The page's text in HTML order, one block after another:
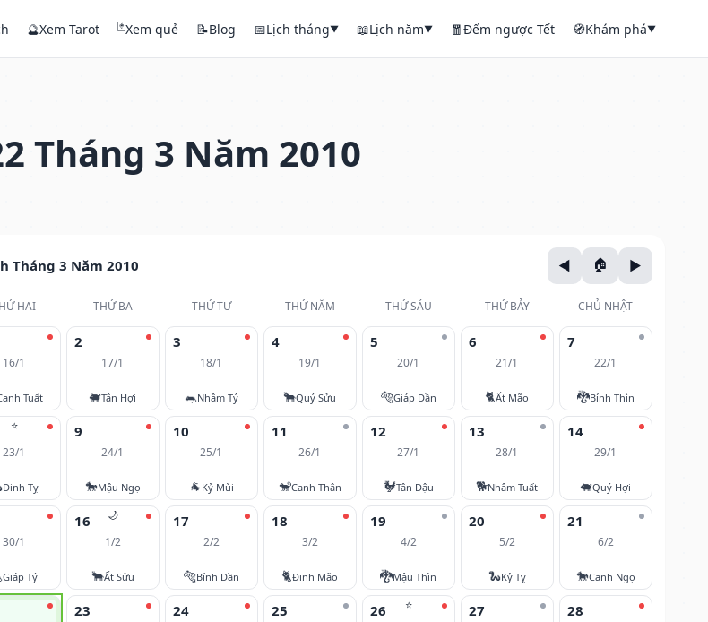
🔮Xem Tarot 🃏Xem quẻ 📝Blog 📅Lịch tháng▼ 📖Lịch năm▼ 🧧Đếm ngược Tết 🧭Khám phá▼
Tháng 3 Năm 2010
Tháng 3 Năm 2010
HAI THỨ BA THỨ TƯ THỨ NĂM THỨ SÁU THỨ BẢY CHỦ NHẬT
16/1
Tuất
2
17/1
🐖Tân Hợi
3
18/1
🐀Nhâm Tý
4
19/1
🐂Quý Sửu
5
20/1
🐅Giáp Dần
6
21/1
🐈Ất Mão
7
22/1
🐉Bính Thìn
⭐
23/1
Đinh Tỵ
9
24/1
🐎Mậu Ngọ
10
25/1
🐐 Kỷ Mùi
11
26/1
🐒Canh Thân
12
27/1
🐓Tân Dậu
13
28/1
🐕Nhâm Tuất
14
29/1
🐖Quý Hợi
30/1
Giáp Tý
🌙
16
1/2
🐂Ất Sửu
17
2/2
🐅Bính Dần
18
3/2
🐈Đinh Mão
19
4/2
🐉Mậu Thìn
20
5/2
🐍Kỷ Tỵ
21
6/2
🐎Canh Ngọ
23 24 25 ⭐
26 27 28